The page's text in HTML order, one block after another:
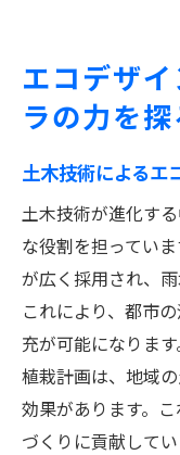
エコデザ
ラの力を探
土木技術によるエ
土木技術が進化す
な役割を担ってい
が広く採用され、
これにより、都市
充が可能になりま
植栽計画は、地域
効果があります。
づくりに貢献してい